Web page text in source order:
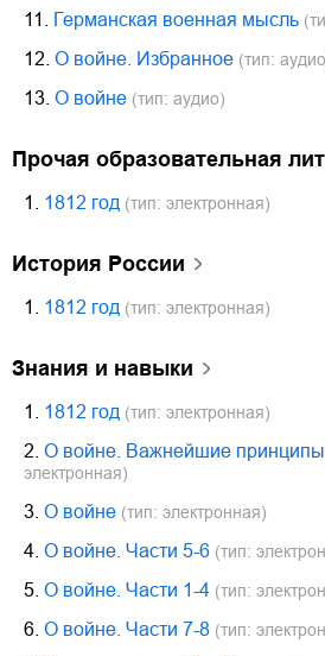
11. Германская военная мысль
12. О войне. Избранное (тип:
13. О войне (тип: аудио)
прочая образовательная
1. 1812 год (тип: электронная)
история России
1. 1812 год (тип: электронная)
знания и навыки
1. 1812 год (тип: электронная)
2. О войне. Важнейшие
электронная)
3. О войне (тип: электронная)
4. О войне. Части 5-6 (тип:
5. О войне. Части 1-4 (тип:
6. О войне. Части 7-8 (тип: